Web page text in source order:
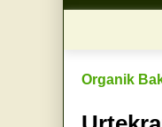
Organik